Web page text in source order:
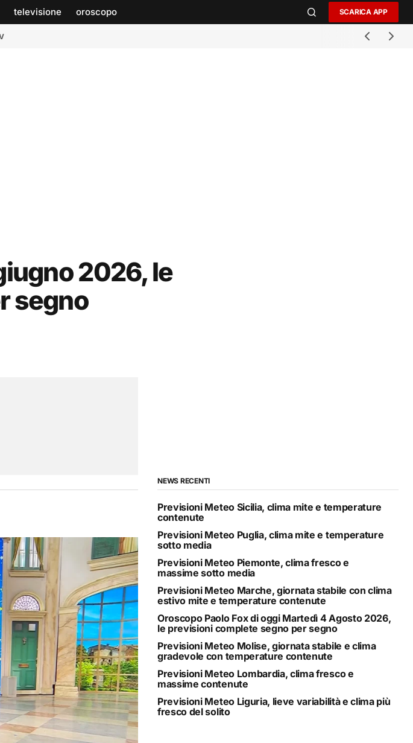
televisione oroscopo SCARICA APP
2026, le
segno
NEWS RECENTI
Previsioni Meteo Sicilia, clima mite e temperature
contenute
Previsioni Meteo Puglia, clima mite e temperature
sotto media
Previsioni Meteo Piemonte, clima fresco e
massime sotto media
Previsioni Meteo Marche, giornata stabile con clima
estivo mite e temperature contenute
Oroscopo Paolo Fox di oggi Martedì 4 Agosto 2026,
le previsioni complete segno per segno
Previsioni Meteo Molise, giornata stabile e clima
gradevole con temperature contenute
Previsioni Meteo Lombardia, clima fresco e
massime contenute
Previsioni Meteo Liguria, lieve variabilità e clima più
fresco del solito